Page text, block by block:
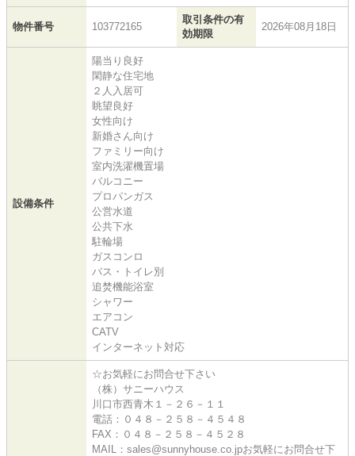
物件番号 103772165
取引条件の有
効期限
2026年08月18日
設備条件
陽当り良好
閑静な住宅地
２人入居可
眺望良好
女性向け
新婚さん向け
ファミリー向け
室内洗濯機置場
バルコニー
プロパンガス
公営水道
公共下水
駐輪場
ガスコンロ
バス・トイレ別
追焚機能浴室
シャワー
エアコン
CATV
インターネット対応
☆お気軽にお問合せ下さい
（株）サニーハウス
川口市西青木１－２６－１１
電話：０４８－２５８－４５４８
FAX：０４８－２５８－４５２８
MAIL：sales@sunnyhouse.co.jpお気軽にお問合せ下